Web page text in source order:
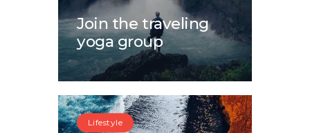
Join the traveling
yoga group
Lifestyle